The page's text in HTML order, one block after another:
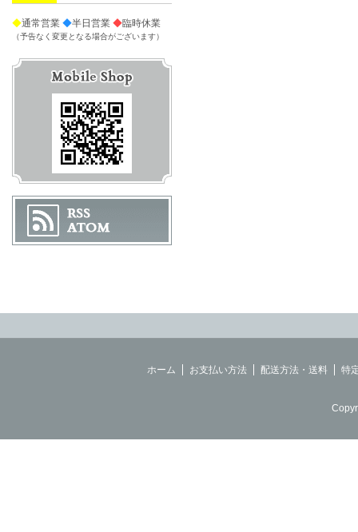
◆通常営業 ◆半日営業 ◆臨時休業
（予告なく変更となる場合がございます）
ホーム お支払い方法 配送方法・送料 特